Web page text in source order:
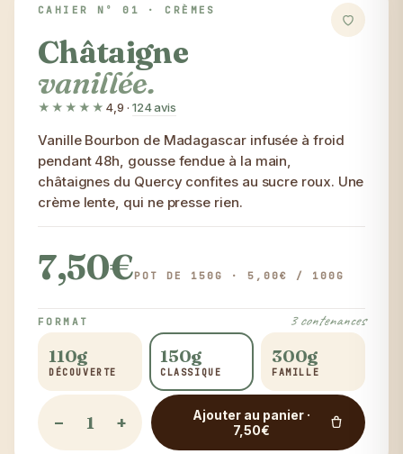
CAHIER Nº 01 · CRÈMES
Châtaigne
vanillée.
★★★★★ 4,9 · 124 avis
Vanille Bourbon de Madagascar infusée à froid
pendant 48h, gousse fendue à la main,
châtaignes du Quercy confites au sucre roux. Une
crème lente, qui ne presse rien.
7,50€POT DE 150G · 5,00€ / 100G
FORMAT 3 contenances
110g
DÉCOUVERTE
150g
CLASSIQUE
300g
FAMILLE
− +
Ajouter au panier ·
7,50€